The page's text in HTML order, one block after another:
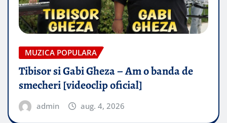
MUZICA POPULARA
Tibisor si Gabi Gheza – Am o banda de
smecheri [videoclip oficial]
admin aug. 4, 2026